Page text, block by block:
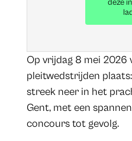
deze
Op vrijdag 8 mei 2026
pleitwedstrijden
streek neer in het
Gent, met een
concours tot gevolg.